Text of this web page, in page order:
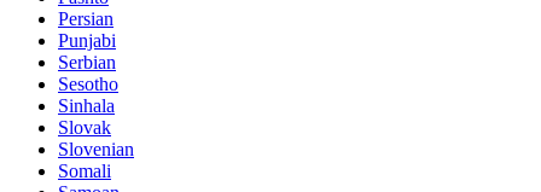
Persian
Punjabi
Serbian
Sesotho
Sinhala
Slovak
Slovenian
Somali